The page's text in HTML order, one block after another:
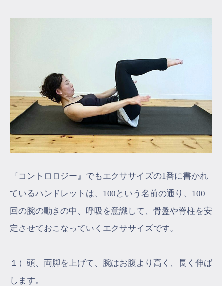
『コントロロジー』でもエクササイズの1番に書かれ
ているハンドレットは、100という名前の通り、100
回の腕の動きの中、呼吸を意識して、骨盤や脊柱を安
定させておこなっていくエクササイズです。
１）頭、両脚を上げて、腕はお腹より高く、長く伸ば
します。